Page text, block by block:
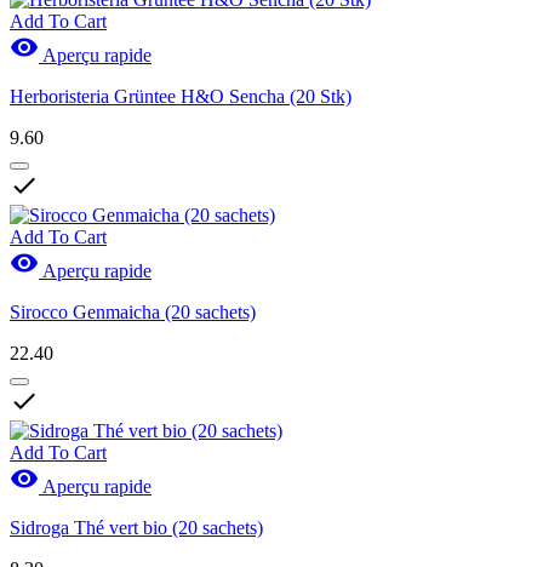
Add To Cart
 Aperçu rapide
Herboristeria Grüntee H&O Sencha (20 Stk)
9.60

Add To Cart
 Aperçu rapide
Sirocco Genmaicha (20 sachets)
22.40

Add To Cart
 Aperçu rapide
Sidroga Thé vert bio (20 sachets)